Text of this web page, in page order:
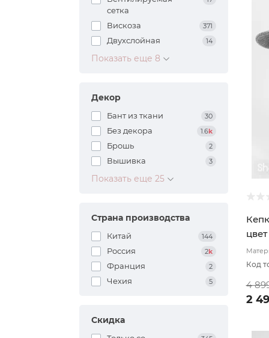
сетка
Вискоза 371
Двухслойная 14
Показать еще 8
Декор
Бант из ткани 30
Без декора 1.6k
Брошь 2
Вышивка 3
Показать еще 25
Страна производства
Китай 144
Россия 2k
Франция 2
Чехия 5
Скидка
Код
4
2